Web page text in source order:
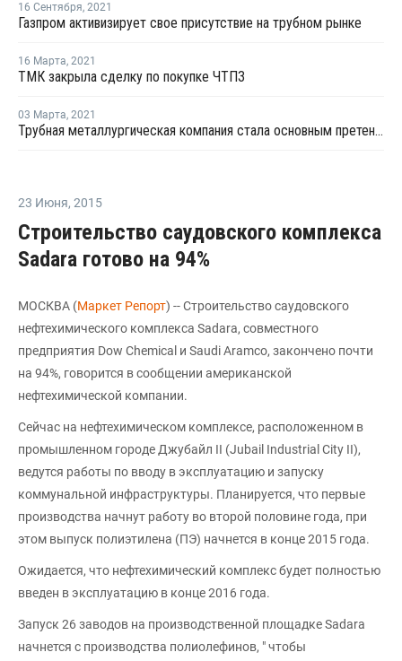
16 Сентября, 2021
Газпром активизирует свое присутствие на трубном рынке
16 Марта, 2021
ТМК закрыла сделку по покупке ЧТПЗ
03 Марта, 2021
Трубная металлургическая компания стала основным претендентом на покупку ЧТПЗ
23 Июня, 2015
Строительство саудовского комплекса
Sadara готово на 94%
МОСКВА (Маркет Репорт) -- Строительство саудовского
нефтехимического комплекса Sadara, совместного
предприятия Dow Chemical и Saudi Aramco, закончено почти
на 94%, говорится в сообщении американской
нефтехимической компании.
Сейчас на нефтехимическом комплексе, расположенном в
промышленном городе Джубайл II (Jubail Industrial City II),
ведутся работы по вводу в эксплуатацию и запуску
коммунальной инфраструктуры. Планируется, что первые
производства начнут работу во второй половине года, при
этом выпуск полиэтилена (ПЭ) начнется в конце 2015 года.
Ожидается, что нефтехимический комплекс будет полностью
введен в эксплуатацию в конце 2016 года.
Запуск 26 заводов на производственной площадке Sadara
начнется с производства полиолефинов, " чтобы